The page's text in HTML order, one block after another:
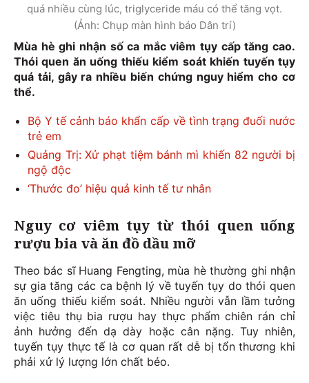
quá nhiều cùng lúc, triglyceride máu có thể tăng vọt.
(Ảnh: Chụp màn hình báo Dân trí)
Mùa hè ghi nhận số ca mắc viêm tụy cấp tăng cao.
Thói quen ăn uống thiếu kiểm soát khiến tuyến tụy
quá tải, gây ra nhiều biến chứng nguy hiểm cho cơ
thể.
Bộ Y tế cảnh báo khẩn cấp về tình trạng đuối nước
trẻ em
Quảng Trị: Xử phạt tiệm bánh mì khiến 82 người bị
ngộ độc
‘Thước đo’ hiệu quả kinh tế tư nhân
Nguy cơ viêm tụy từ thói quen uống
rượu bia và ăn đồ dầu mỡ
Theo bác sĩ Huang Fengting, mùa hè thường ghi nhận
sự gia tăng các ca bệnh lý về tuyến tụy do thói quen
ăn uống thiếu kiểm soát. Nhiều người vẫn lầm tưởng
việc tiêu thụ bia rượu hay thực phẩm chiên rán chỉ
ảnh hưởng đến dạ dày hoặc cân nặng. Tuy nhiên,
tuyến tụy thực tế là cơ quan rất dễ bị tổn thương khi
phải xử lý lượng lớn chất béo.